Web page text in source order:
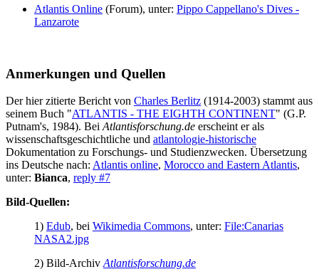
Atlantis Online (Forum), unter: Pippo Cappellano's Dives -
Lanzarote
Anmerkungen und Quellen
Der hier zitierte Bericht von Charles Berlitz (1914-2003) stammt aus
seinem Buch "ATLANTIS - THE EIGHTH CONTINENT" (G.P.
Putnam's, 1984). BeiAtlantisforschung.de erscheint er als
wissenschaftsgeschichtliche und atlantologie-historische
Dokumentation zu Forschungs- und Studienzwecken. Übersetzung
ins Deutsche nach: Atlantis online, Morocco and Eastern Atlantis,
unter: Bianca, reply #7
Bild-Quellen:
1) Edub, bei Wikimedia Commons, unter: File:Canarias
NASA2.jpg
2) Bild-ArchivAtlantisforschung.de